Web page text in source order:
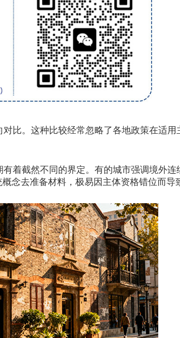
比。这种比较经常忽略了各地政策在适
截然不同的界定。有的城市强调境外连
念去准备材料，极易因主体资格错位而导